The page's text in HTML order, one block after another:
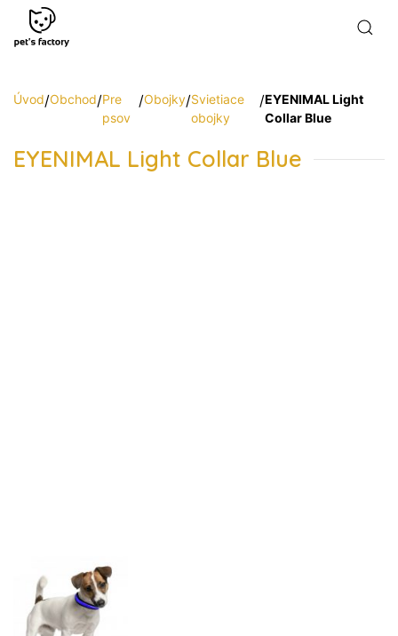
Úvod/Obchod/Pre
psov
/Obojky/Svietiace
obojky
/EYENIMAL Light
Collar Blue
EYENIMAL Light Collar Blue